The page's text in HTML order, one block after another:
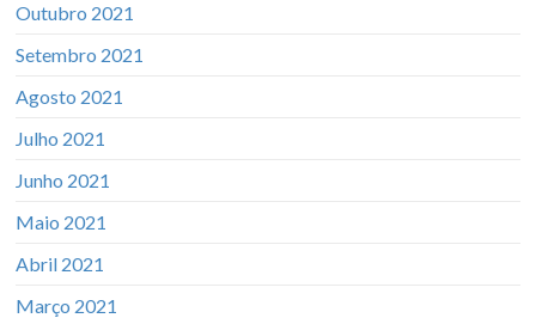
Outubro 2021
Setembro 2021
Agosto 2021
Julho 2021
Junho 2021
Maio 2021
Abril 2021
Março 2021